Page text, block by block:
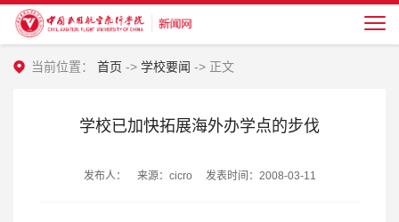
当前位置： 首页 -> 学校要闻 -> 正文
学校已加快拓展海外办学点的步伐
发布人： 来源：cicro 发表时间：2008-03-11